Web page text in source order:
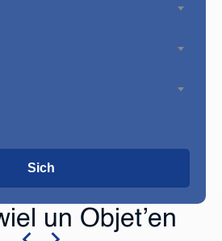
Sich
un Objet’en